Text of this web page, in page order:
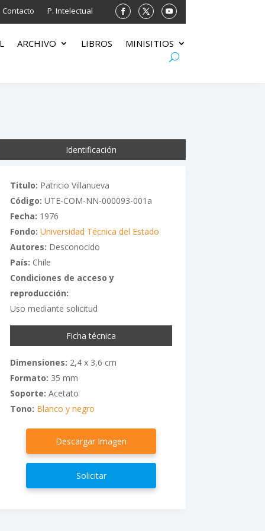
Contacto P. Intelectual
ARCHIVO LIBROS MINISITIOS
Identificación
Titulo: Patricio Villanueva
Código: UTE-COM-NN-000093-001a
Fecha: 1976
Fondo: Universidad Técnica del Estado
Autores: Desconocido
País: Chile
Condiciones de acceso y
reproducción:
Uso mediante solicitud
Ficha técnica
Dimensiones: 2,4 x 3,6 cm
Formato: 35 mm
Soporte: Acetato
Tono: Blanco y negro
Descargar Imagen
Solicitar